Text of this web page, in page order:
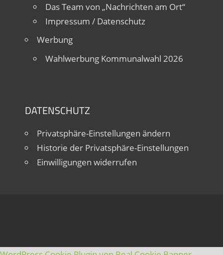
Das Team von „Nachrichten am Ort“
Impressum / Datenschutz
Werbung
Wahlwerbung Kommunalwahl 2026
DATENSCHUTZ
Privatsphäre-Einstellungen ändern
Historie der Privatsphäre-Einstellungen
Einwilligungen widerrufen